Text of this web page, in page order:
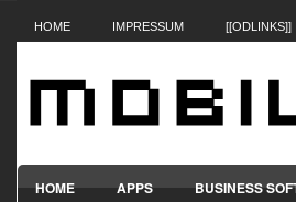
HOME IMPRESSUM [[ODLINKS]]
HOME APPS BUSINESS